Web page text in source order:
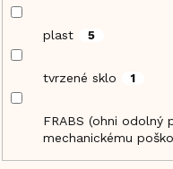
plast 5
tvrzené sklo 1
FRABS (ohni odolný
mechanickému